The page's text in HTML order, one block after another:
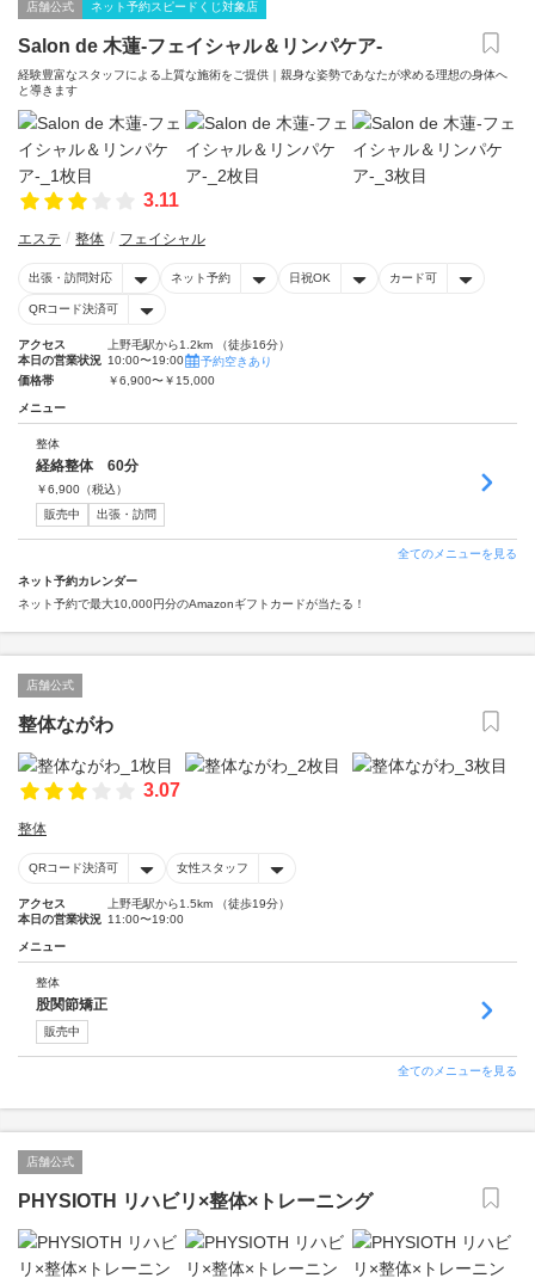
店舗公式 ネット予約スピードくじ対象店
Salon de 木蓮-フェイシャル＆リンパケア-
経験豊富なスタッフによる上質な施術をご提供｜親身な姿勢であなたが求める理想の身体へ
と導きます
3.11
エステ 整体 フェイシャル
出張・訪問対応 ネット予約 日祝OK カード可
QRコード決済可
アクセス
上野毛駅から1.2km （徒歩16分）
本日の営業状況 10:00〜19:00
予約空きあり
価格帯
￥6,900〜￥15,000
メニュー
整体
経絡整体 60分
￥6,900 （税込）
販売中
出張・訪問
全てのメニューを見る
ネット予約カレンダー
ネット予約で最大10,000円分のAmazonギフトカードが当たる！
店舗公式
整体ながわ
3.07
整体
QRコード決済可 女性スタッフ
アクセス
上野毛駅から1.5km （徒歩19分）
本日の営業状況 11:00〜19:00
メニュー
整体
股関節矯正
販売中
全てのメニューを見る
店舗公式
PHYSIOTH リハビリ×整体×トレーニング